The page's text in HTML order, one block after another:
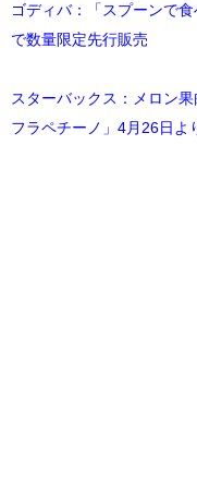
ゴディバ：「スプーンで
で数量限定先行販売
スターバックス：メロン
フラペチーノ」4月26日よ